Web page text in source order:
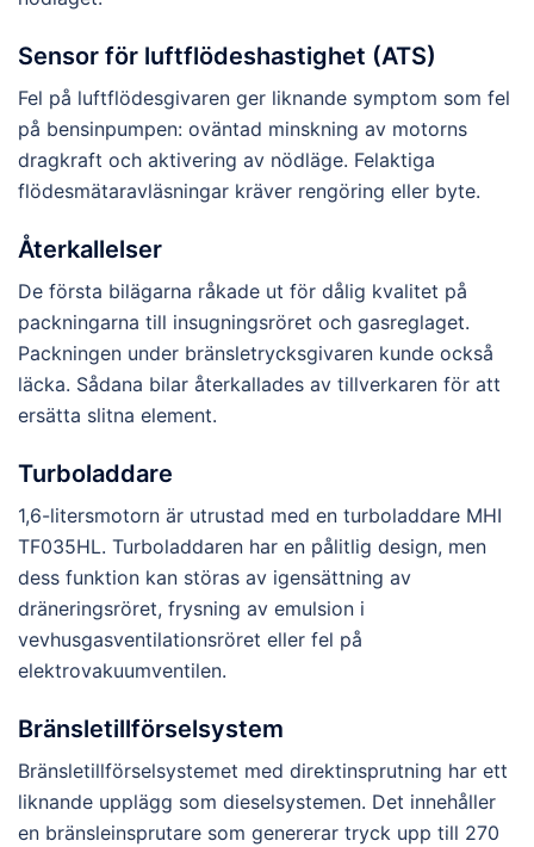
Sensor för luftflödeshastighet (ATS)
Fel på luftflödesgivaren ger liknande symptom som fel
på bensinpumpen: oväntad minskning av motorns
dragkraft och aktivering av nödläge. Felaktiga
flödesmätaravläsningar kräver rengöring eller byte.
Återkallelser
De första bilägarna råkade ut för dålig kvalitet på
packningarna till insugningsröret och gasreglaget.
Packningen under bränsletrycksgivaren kunde också
läcka. Sådana bilar återkallades av tillverkaren för att
ersätta slitna element.
Turboladdare
1,6-litersmotorn är utrustad med en turboladdare MHI
TF035HL. Turboladdaren har en pålitlig design, men
dess funktion kan störas av igensättning av
dräneringsröret, frysning av emulsion i
vevhusgasventilationsröret eller fel på
elektrovakuumventilen.
Bränsletillförselsystem
Bränsletillförselsystemet med direktinsprutning har ett
liknande upplägg som dieselsystemen. Det innehåller
en bränsleinsprutare som genererar tryck upp till 270